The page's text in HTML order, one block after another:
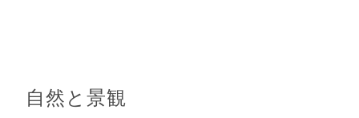
自然と景観